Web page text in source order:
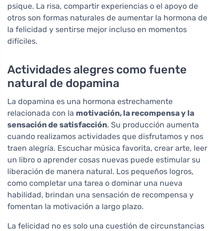
psique. La risa, compartir experiencias o el apoyo de
otros son formas naturales de aumentar la hormona de
la felicidad y sentirse mejor incluso en momentos
difíciles.
Actividades alegres como fuente
natural de dopamina
La dopamina es una hormona estrechamente
relacionada con la motivación, la recompensa y la
sensación de satisfacción. Su producción aumenta
cuando realizamos actividades que disfrutamos y nos
traen alegría. Escuchar música favorita, crear arte, leer
un libro o aprender cosas nuevas puede estimular su
liberación de manera natural. Los pequeños logros,
como completar una tarea o dominar una nueva
habilidad, brindan una sensación de recompensa y
fomentan la motivación a largo plazo.
La felicidad no es solo una cuestión de circunstancias